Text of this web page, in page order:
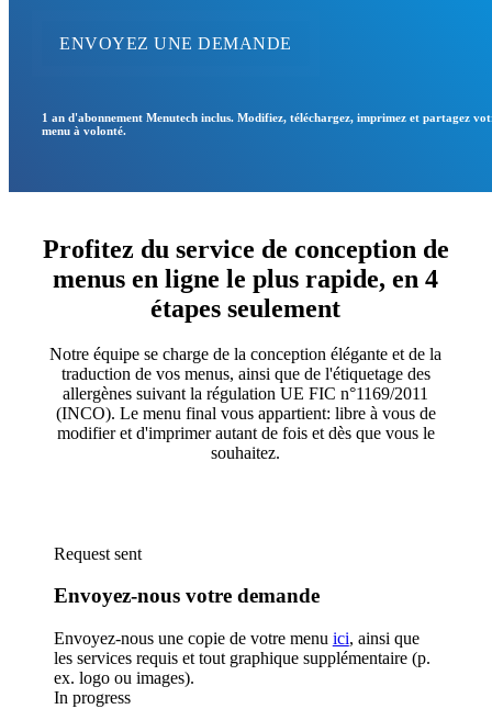
ENVOYEZ UNE DEMANDE
1 an d'abonnement Menutech inclus. Modifiez, téléchargez, imprimez et partagez
menu à volonté.
Profitez du service de conception de
menus en ligne le plus rapide, en 4
étapes seulement
Notre équipe se charge de la conception élégante et de la
traduction de vos menus, ainsi que de l'étiquetage des
allergènes suivant la régulation UE FIC n°1169/2011
(INCO). Le menu final vous appartient: libre à vous de
modifier et d'imprimer autant de fois et dès que vous le
souhaitez.
Request sent
Envoyez-nous votre demande
Envoyez-nous une copie de votre menu ici, ainsi que
les services requis et tout graphique supplémentaire (p.
ex. logo ou images).
In progress